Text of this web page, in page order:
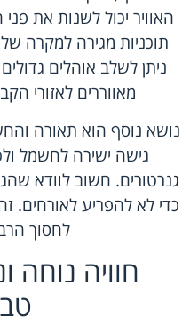
האוויר יכול לשנות את
תוכניות מגירה למקרה
ניתן לשלב אוהלים
מאווררים לאזורי
נושא נוסף הוא תאורה
גישה ישירה לחשמל
גנרטורים. חשוב לוודא
כדי לא להפריע לאורחים.
לחסוך
חוויה נוחה